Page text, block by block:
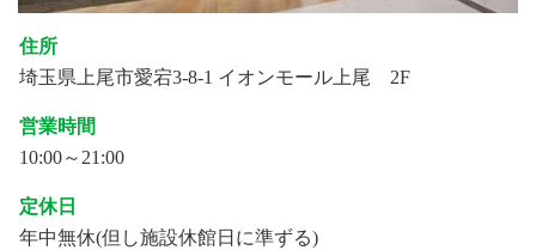
住所
埼玉県上尾市愛宕3-8-1 イオンモール上尾 2F
営業時間
10:00～21:00
定休日
年中無休(但し施設休館日に準ずる)